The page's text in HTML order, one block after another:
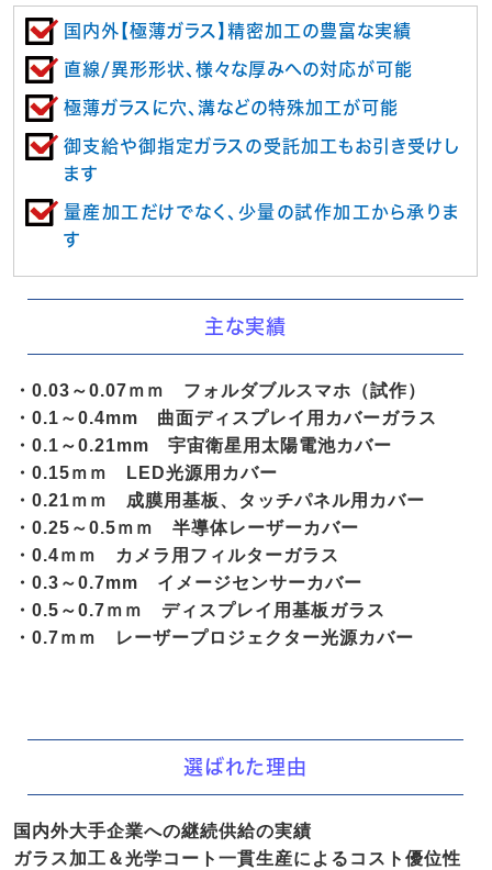
国内外【極薄ガラス】精密加工の豊富な実績
直線/異形形状、様々な厚みへの対応が可能
極薄ガラスに穴、溝などの特殊加工が可能
御支給や御指定ガラスの受託加工もお引き受けし
ます
量産加工だけでなく、少量の試作加工から承りま
す
主な実績
・0.03～0.07ｍｍ フォルダブルスマホ（試作）
・0.1～0.4mm 曲面ディスプレイ用カバーガラス
・0.1～0.21mm 宇宙衛星用太陽電池カバー
・0.15ｍｍ LED光源用カバー
・0.21ｍｍ 成膜用基板、タッチパネル用カバー
・0.25～0.5ｍｍ 半導体レーザーカバー
・0.4ｍｍ カメラ用フィルターガラス
・0.3～0.7mm イメージセンサーカバー
・0.5～0.7ｍｍ ディスプレイ用基板ガラス
・0.7ｍｍ レーザープロジェクター光源カバー
選ばれた理由
国内外大手企業への継続供給の実績
ガラス加工＆光学コート一貫生産によるコスト優位性